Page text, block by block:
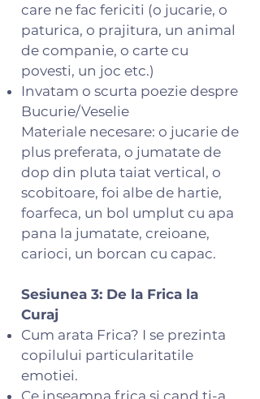
care ne fac fericiti (o jucarie, o
paturica, o prajitura, un animal
de companie, o carte cu
povesti, un joc etc.)
Invatam o scurta poezie despre
Bucurie/Veselie
Materiale necesare: o jucarie de
plus preferata, o jumatate de
dop din pluta taiat vertical, o
scobitoare, foi albe de hartie,
foarfeca, un bol umplut cu apa
pana la jumatate, creioane,
carioci, un borcan cu capac.
Sesiunea 3: De la Frica la
Curaj
Cum arata Frica? I se prezinta
copilului particularitatile
emotiei.
Ce inseamna frica si cand ti-a